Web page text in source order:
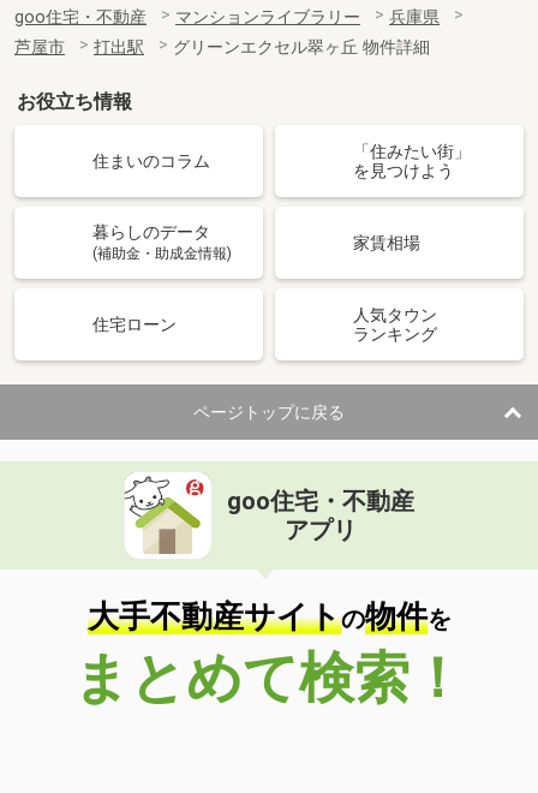
goo住宅・不動産 マンションライブラリー
兵庫県
芦屋市
打出駅 グリーンエクセル翠ヶ丘 物件詳細
お役立ち情報
住まいのコラム
「住みたい街」
を見つけよう
暮らしのデータ
(補助金・助成金情報)
家賃相場
住宅ローン
人気タウン
ランキング
ページトップに戻る
goo住宅・不動産
アプリ
大手不動産サイトの物件を
まとめて検索！